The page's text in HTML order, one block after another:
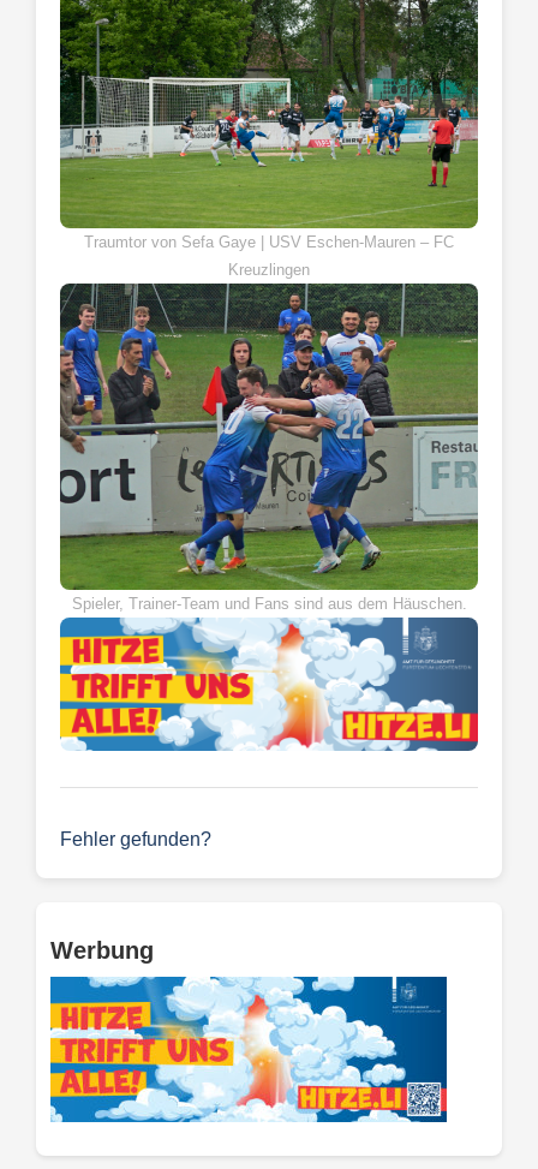
Traumtor von Sefa Gaye | USV Eschen-Mauren – FC
Kreuzlingen
Spieler, Trainer-Team und Fans sind aus dem Häuschen.
Fehler gefunden?
Werbung